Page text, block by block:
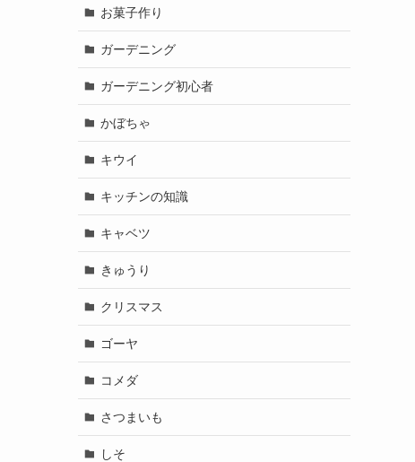
お菓子作り
ガーデニング
ガーデニング初心者
かぼちゃ
キウイ
キッチンの知識
キャベツ
きゅうり
クリスマス
ゴーヤ
コメダ
さつまいも
しそ